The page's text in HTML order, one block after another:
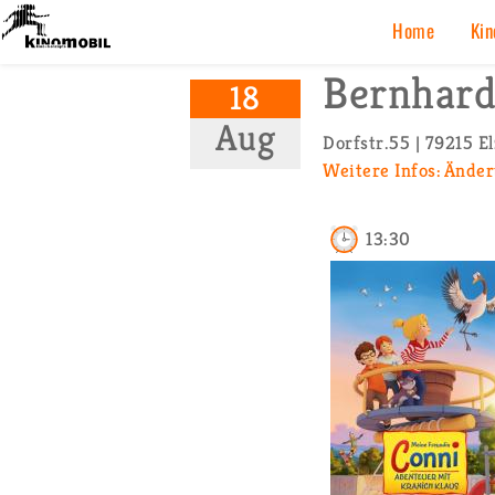
Home
18
Aug
Dorf­str.55 | 79215
Wei­te­re Infos:
13:30